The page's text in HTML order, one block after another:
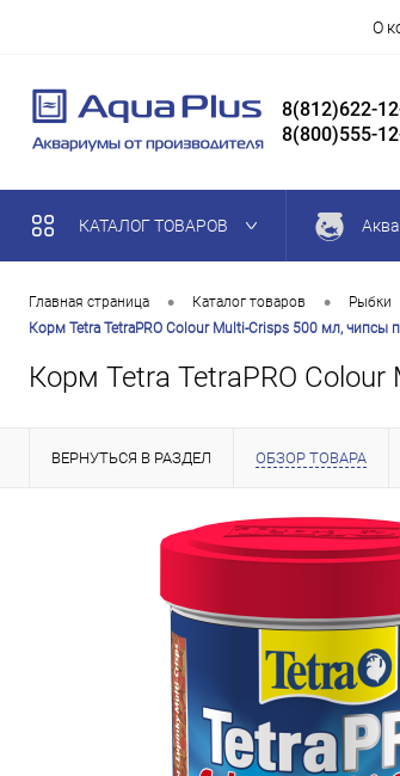
О
8(812)622-
8(800)555-
КАТАЛОГ ТОВАРОВ
Главная страница • Каталог товаров • Рыбки
Корм Tetra TetraPRO Colour Multi-Crisps 500 мл,
Корм Tetra TetraPRO
ВЕРНУТЬСЯ В РАЗДЕЛ ОБЗОР ТОВАРА